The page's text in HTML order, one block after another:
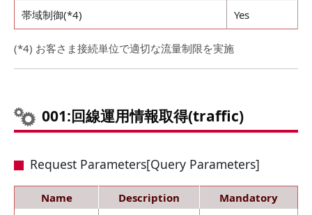
帯域制御(*4)
Yes
(*4) お客さま接続単位で適切な流量制限を実施
001:回線運用情報取得(traffic)
Request Parameters[Query Parameters]
Name Description
Mandatory